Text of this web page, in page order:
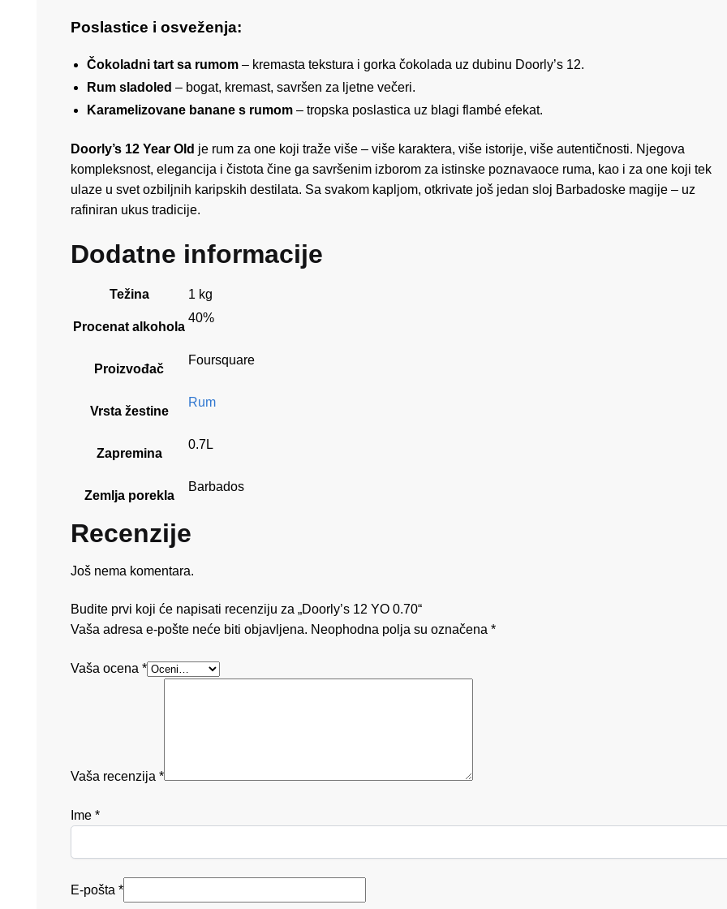
Poslastice i osveženja:
Čokoladni tart sa rumom – kremasta tekstura i gorka čokolada uz dubinu Doorly’s 12.
Rum sladoled – bogat, kremast, savršen za ljetne večeri.
Karamelizovane banane s rumom – tropska poslastica uz blagi flambé efekat.
Doorly’s 12 Year Old je rum za one koji traže više – više karaktera, više istorije, više autentičnosti. Njegova
kompleksnost, elegancija i čistota čine ga savršenim izborom za istinske poznavaoce ruma, kao i za one koji tek
ulaze u svet ozbiljnih karipskih destilata. Sa svakom kapljom, otkrivate još jedan sloj Barbadoske magije – uz
rafiniran ukus tradicije.
Dodatne informacije
Težina 1 kg
Procenat alkohola
40%
Proizvođač
Foursquare
Vrsta žestine
Rum
Zapremina
0.7L
Zemlja porekla
Barbados
Recenzije
Još nema komentara.
Budite prvi koji će napisati recenziju za „Doorly’s 12 YO 0.70“
Vaša adresa e-pošte neće biti objavljena. Neophodna polja su označena *
Vaša ocena *
Vaša recenzija *
Ime *
E-pošta *